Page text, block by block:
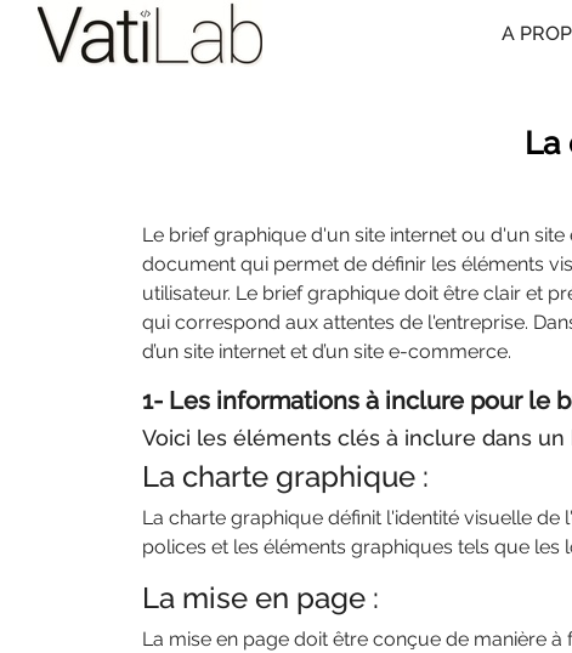
A
La
Le brief graphique d'un site internet ou d'un
document qui permet de définir les éléments
utilisateur. Le brief graphique doit être clair et
qui correspond aux attentes de l'entreprise.
d’un site internet et d’un site e-commerce.
1- Les informations à inclure pour le
Voici les éléments clés à inclure dans
La charte graphique :
La charte graphique définit l'identité visuelle
polices et les éléments graphiques tels que les
La mise en page :
La mise en page doit être conçue de manière